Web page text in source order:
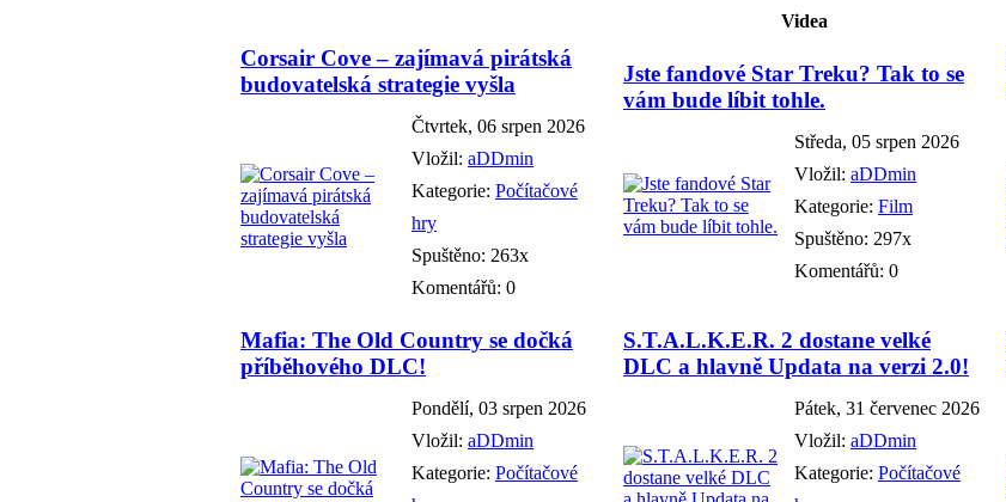
Videa
Corsair Cove – zajímavá pirátská
budovatelská strategie vyšla
Čtvrtek, 06 srpen 2026
Vložil: aDDmin
Kategorie: Počítačové
hry
Spuštěno: 263x
Komentářů: 0
Jste fandové Star Treku? Tak to se
vám bude líbit tohle.
Středa, 05 srpen 2026
Vložil: aDDmin
Kategorie: Film
Spuštěno: 297x
Komentářů: 0
Mafia: The Old Country se dočká
příběhového DLC!
Pondělí, 03 srpen 2026
Vložil: aDDmin
Kategorie: Počítačové
S.T.A.L.K.E.R. 2 dostane velké
DLC a hlavně Updata na verzi 2.0!
Pátek, 31 červenec 2026
Vložil: aDDmin
Kategorie: Počítačové